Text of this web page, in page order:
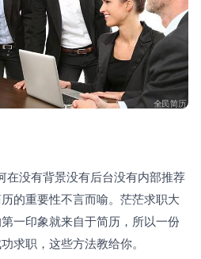
的重要性不言而喻。茫茫求职大
一印象就来自于简历，所以一份
求职，这些方法教给你。